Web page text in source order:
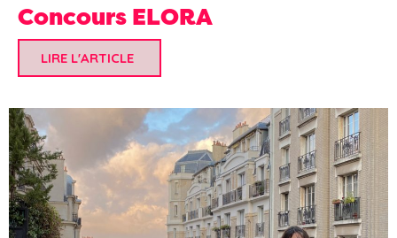
Concours ELORA
LIRE L'ARTICLE